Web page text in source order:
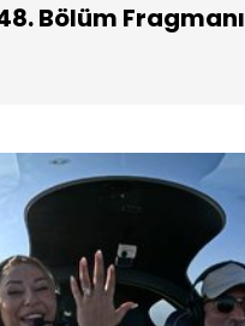
Bölüm Fragmanı